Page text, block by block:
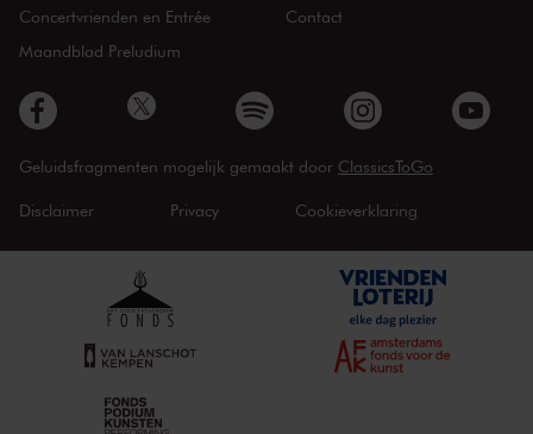
Concertvrienden en Entrée
Maandblad Preludium
Contact
Geluidsfragmenten mogelijk gemaakt door ClassicsToGo
Disclaimer Privacy Cookieverklaring